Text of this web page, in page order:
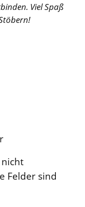
Viel Spaß
nicht
Felder sind